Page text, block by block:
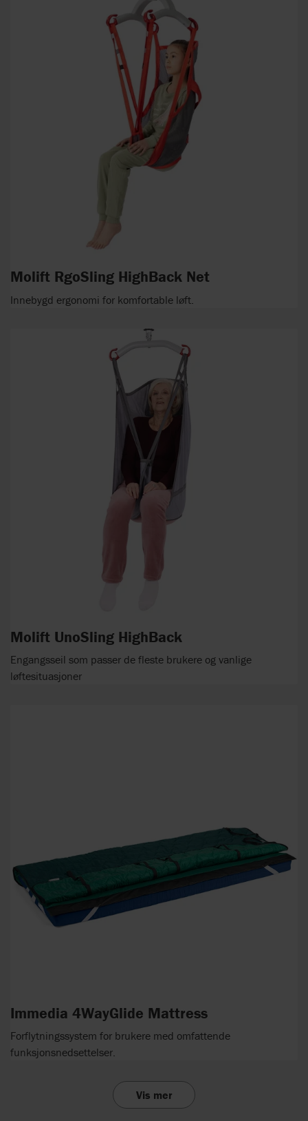
Molift RgoSling HighBack Net
Innebygd ergonomi for komfortable løft.
Molift UnoSling HighBack
Engangsseil som passer de fleste brukere og vanlige
løftesituasjoner
Immedia 4WayGlide Mattress
Forflytningssystem for brukere med omfattende
funksjonsnedsettelser.
Vis mer